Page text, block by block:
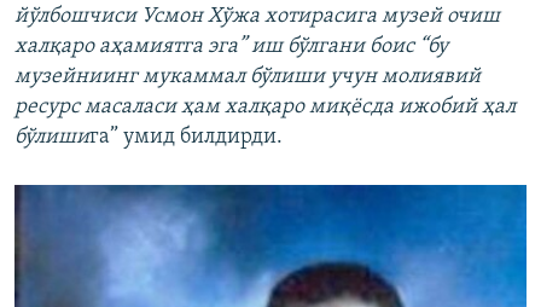
йўлбошчиси Усмон Хўжа хотирасига музей очиш
халқаро аҳамиятга эга” иш бўлгани боис “бу
музейниинг мукаммал бўлиши учун молиявий
ресурс масаласи ҳам халқаро миқëсда ижобий ҳал
бўлишига” умид билдирди.